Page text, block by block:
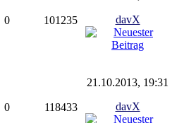
0 101235
davX
0 118433
21.10.2013, 19:31
davX